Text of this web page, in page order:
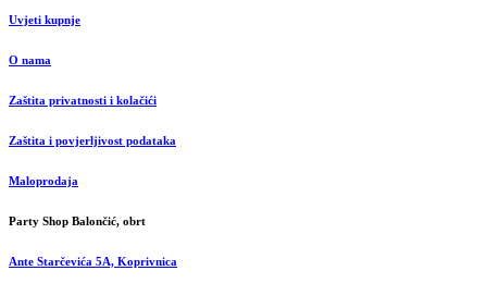
Uvjeti kupnje
O nama
Zaštita privatnosti i kolačići
Zaštita i povjerljivost podataka
Maloprodaja
Party Shop Balončić, obrt
Ante Starčevića 5A, Koprivnica